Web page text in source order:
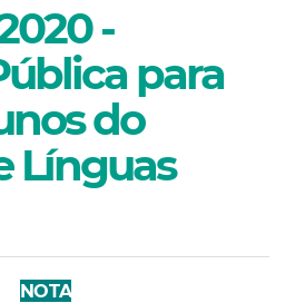
-
para
do
Línguas
NOTA